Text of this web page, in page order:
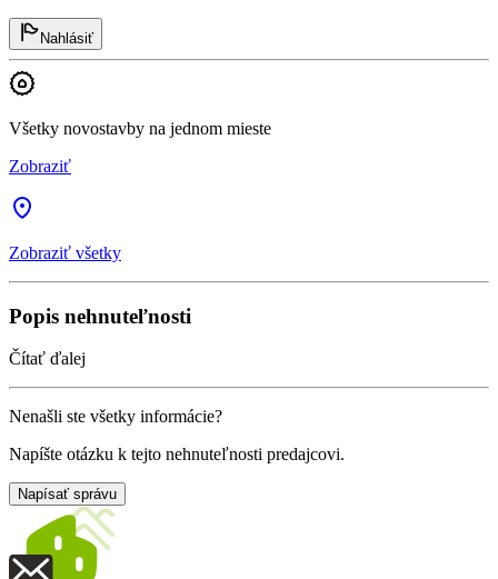
Nahlásiť
Všetky novostavby na jednom mieste
Zobraziť
Zobraziť všetky
Popis nehnuteľnosti
Čítať ďalej
Nenašli ste všetky informácie?
Napíšte otázku k tejto nehnuteľnosti predajcovi.
Napísať správu